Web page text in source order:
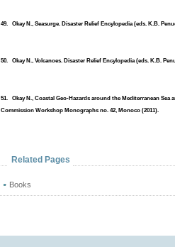
49. Okay N., Seasurge. Disaster Relief Encylopedia (eds. K.B.
50. Okay N., Volcanoes. Disaster Relief Encylopedia (eds. K.B.
51. Okay N., Coastal Geo-Hazards around the Mediterranean Sea
Commission Workshop Monographs no. 42, Monoco (2011).
Related Pages
Books